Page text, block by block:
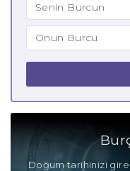
Doğum tarihinizi